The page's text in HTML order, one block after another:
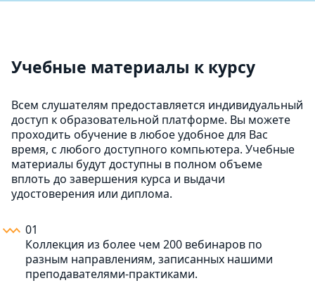
Учебные материалы к курсу
Всем слушателям предоставляется индивидуальный
доступ к образовательной платформе. Вы можете
проходить обучение в любое удобное для Вас
время, с любого доступного компьютера. Учебные
материалы будут доступны в полном объеме
вплоть до завершения курса и выдачи
удостоверения или диплома.
01
Коллекция из более чем 200 вебинаров по
разным направлениям, записанных нашими
преподавателями-практиками.